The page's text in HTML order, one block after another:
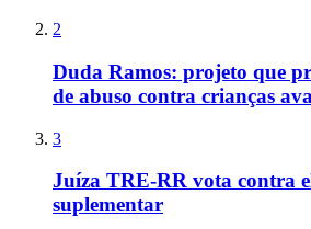
2
Duda Ramos: projeto que
de abuso contra crianças
3
Juíza TRE-RR vota contra
suplementar